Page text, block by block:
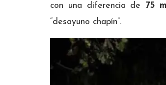
con una diferencia de 75
“desayuno chapín”.